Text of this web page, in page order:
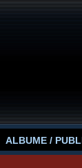
ALBUME /